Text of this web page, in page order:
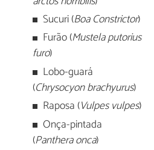
Sucuri (Boa Constrictor)
Furão (Mustela putorius
furo)
Lobo-guará
(Chrysocyon brachyurus)
Raposa (Vulpes vulpes)
Onça-pintada
(Panthera onca)